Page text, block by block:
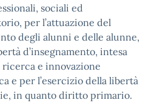
sociali ed
per l’attuazione del
degli alunni e delle alunne,
d’insegnamento, intesa
e innovazione
e per l’esercizio della libertà
in quanto diritto primario.